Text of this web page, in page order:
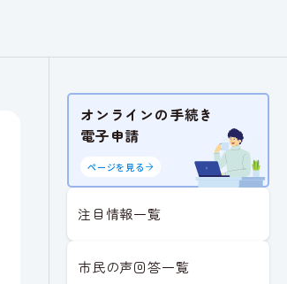
オンラインの手続き
電子申請
ページを見る
注目情報一覧
市民の声回答一覧